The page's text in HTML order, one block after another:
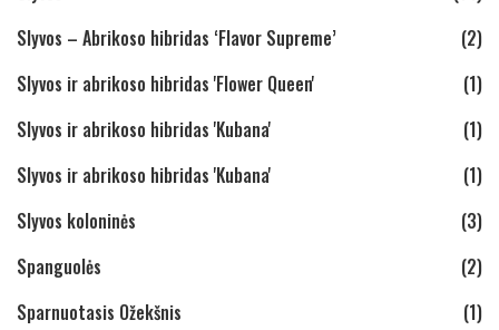
Slyvos – Abrikoso hibridas ‘Flavor Supreme’
(2)
Slyvos ir abrikoso hibridas 'Flower Queen'
(1)
Slyvos ir abrikoso hibridas 'Kubana'
(1)
Slyvos ir abrikoso hibridas 'Kubana'
(1)
Slyvos koloninės
(3)
Spanguolės
(2)
Sparnuotasis Ožekšnis
(1)